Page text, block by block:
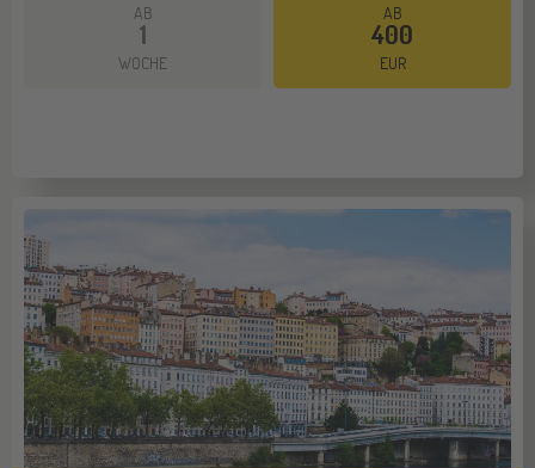
AB
1
WOCHE
AB
400
EUR